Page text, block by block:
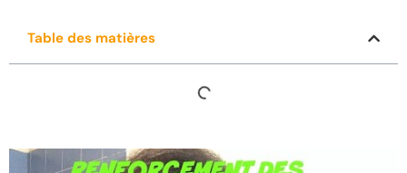
Table des matières